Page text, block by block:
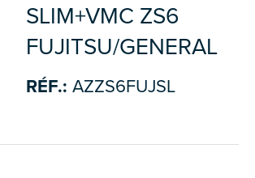
SLIM+VMC ZS6
FUJITSU/GENERAL
RÉF.: AZZS6FUJSL